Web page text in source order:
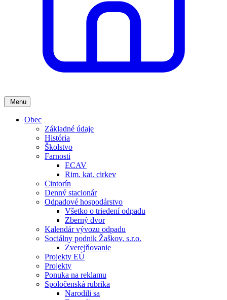
Menu
Obec
Základné údaje
História
Školstvo
Farnosti
ECAV
Rim. kat. cirkev
Cintorín
Denný stacionár
Odpadové hospodárstvo
Všetko o triedení odpadu
Zberný dvor
Kalendár vývozu odpadu
Sociálny podnik Žaškov, s.r.o.
Zverejňovanie
Projekty EÚ
Projekty
Ponuka na reklamu
Spoločenská rubrika
Narodili sa